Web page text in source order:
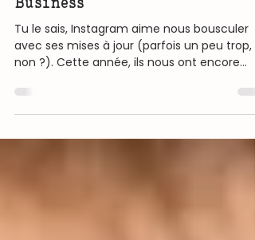
Instagram 2025 : Ce Que Ça
Change Pour Toi et Ton
Business
Tu le sais, Instagram aime nous bousculer
non ?). Cette année, ils nous ont encore
concocté quel